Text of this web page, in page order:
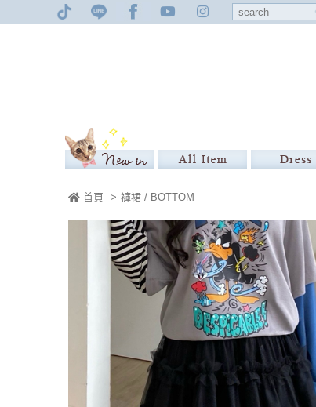
首頁 > 褲裙 / BOTTOM